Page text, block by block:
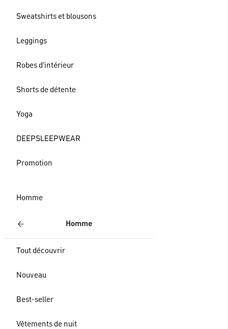
Sweatshirts et blousons
Leggings
Robes d'intérieur
Shorts de détente
Yoga
DEEPSLEEPWEAR
Promotion
Homme
Homme
Tout découvrir
Nouveau
Best-seller
Vêtements de nuit